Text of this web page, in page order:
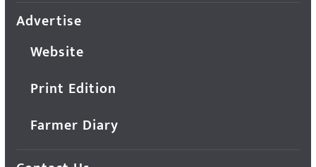
Advertise
Website
Print Edition
Farmer Diary